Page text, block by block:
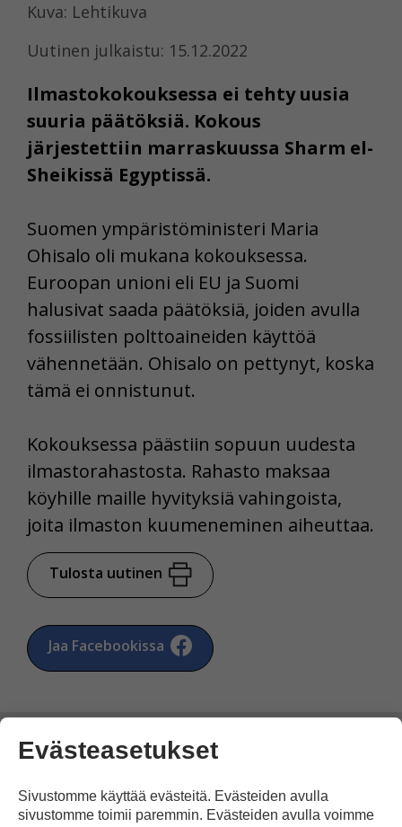
Kuva: Lehtikuva
Uutinen julkaistu: 15.12.2022
Ilmastokokouksessa ei tehty uusia
suuria päätöksiä. Kokous
järjestettiin marraskuussa Sharm el-
Sheikissä Egyptissä.
Suomen ympäristöministeri Maria
Ohisalo oli mukana kokouksessa.
Euroopan unioni eli EU ja Suomi
halusivat saada päätöksiä, joiden avulla
fossiilisten polttoaineiden käyttöä
vähennetään. Ohisalo on pettynyt, koska
tämä ei onnistunut.
Kokouksessa päästiin sopuun uudesta
ilmastorahastosta. Rahasto maksaa
köyhille maille hyvityksiä vahingoista,
joita ilmaston kuumeneminen aiheuttaa.
Tulosta uutinen
Jaa Facebookissa
Kommentoi
Evästeasetukset
Sivustomme käyttää evästeitä. Evästeiden avulla
sivustomme toimii paremmin. Evästeiden avulla voimme